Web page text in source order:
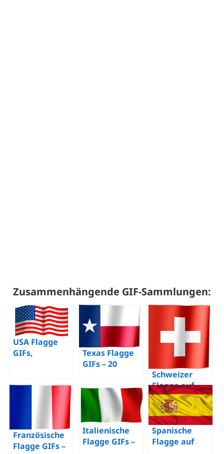
Zusammenhängende GIF-Sammlungen:
USA Flagge
GIFs,
animierte
kostenlos
Texas Flagge
GIFs – 20
Bilder einer
wehenden
Flagge
Schweizer
Flagge auf
GIFs – 30
animierte
Bilder einer
wehenden
Flagge
Französische
Flagge GIFs –
Italienische
Flagge GIFs –
Spanische
Flagge auf